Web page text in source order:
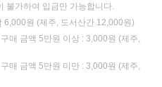
불가하여 입금만 가능합니다.
6,000원 (제주, 도서산간 12,000원)
매 금액 5만원 이상 : 3,000원 (제주,
매 금액 5만원 미만 : 3,000원 (제주,